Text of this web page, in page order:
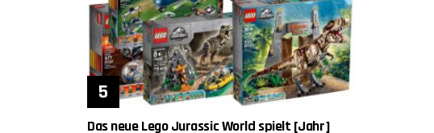
Das neue Lego Jurassic World spielt [Jahr]